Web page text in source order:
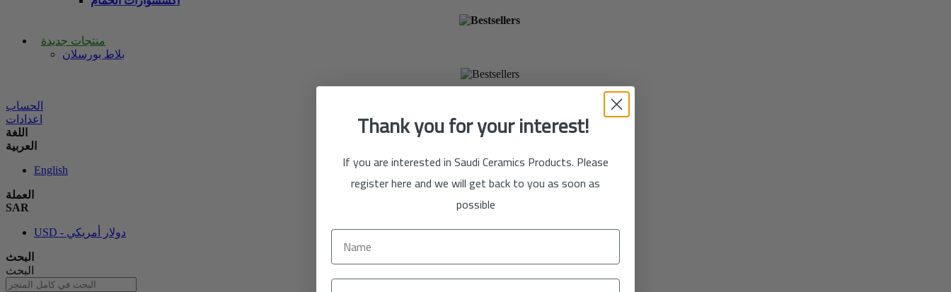
منتجات جديدة
بلاط بورسلان
الحساب
اعدادات
اللغة
العربية
English
العملة
SAR
USD - دولار أمريكي
البحث
البحث
Thank you for your interest!
If you are interested in Saudi Ceramics Products. Please
register here and we will get back to you as soon as
possible